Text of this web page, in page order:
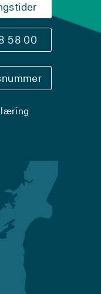
58 00